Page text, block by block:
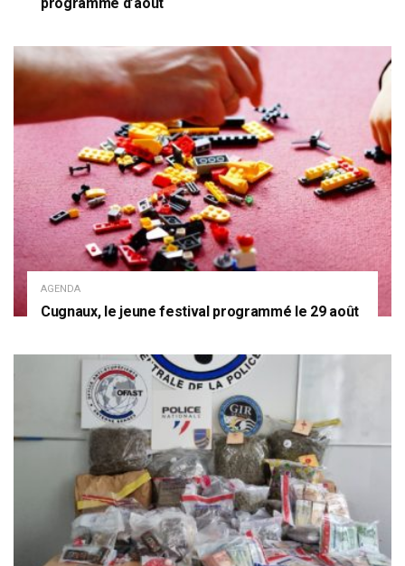
AGENDA
Cugnaux, le jeune festival programmé le 29 août